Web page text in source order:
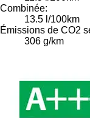
Combinée:
13.5 l/100km
Émissions de CO2
306 g/km